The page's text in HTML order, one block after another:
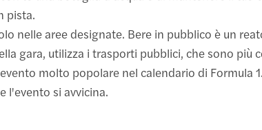
pista.
nelle aree designate. Bere in pubblico è un
gara, utilizza i trasporti pubblici, che sono più
molto popolare nel calendario di
l'evento si avvicina.